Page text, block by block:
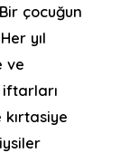
Bir çocuğun
yıl
ve